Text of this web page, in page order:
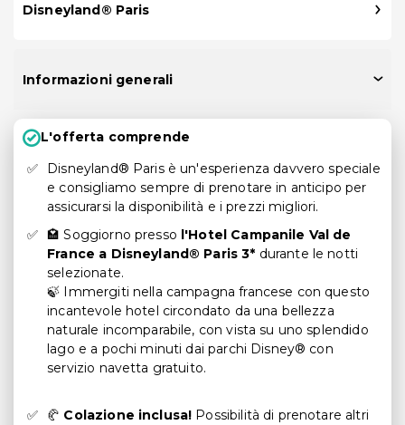
Disneyland® Paris
Informazioni generali
L'offerta comprende
Disneyland® Paris è un'esperienza davvero speciale
e consigliamo sempre di prenotare in anticipo per
assicurarsi la disponibilità e i prezzi migliori.
🏩 Soggiorno presso l'Hotel Campanile Val de
France a Disneyland® Paris 3* durante le notti
selezionate.
🍃 Immergiti nella campagna francese con questo
incantevole hotel circondato da una bellezza
naturale incomparabile, con vista su uno splendido
lago e a pochi minuti dai parchi Disney® con
servizio navetta gratuito.
🥐 Colazione inclusa! Possibilità di prenotare altri